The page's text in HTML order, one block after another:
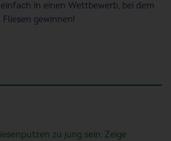
in einen Wettbewerb, bei dem
gewinnen!
zu jung sein. Zeige